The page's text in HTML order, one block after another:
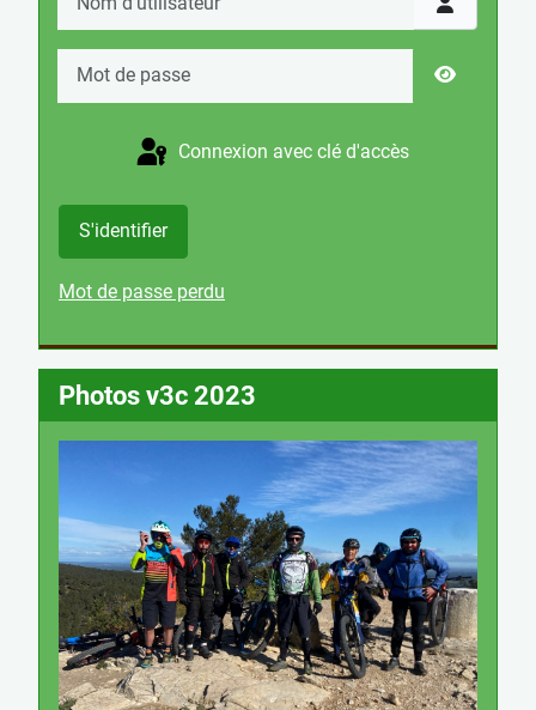
Connexion avec clé d'accès
S'identifier
Mot de passe perdu
Photos v3c 2023